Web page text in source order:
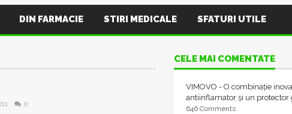
DIN FARMACIE STIRI MEDICALE SFATURI UTILE
0
CELE MAI COMENTATE
VIMOVO - O combinație
antiinflamator și un protector
646 Comments